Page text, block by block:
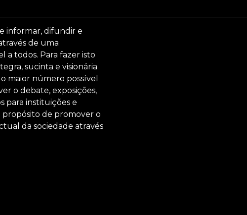
informar, difundir e
de uma
a todos. Para fazer isto
sucinta e visionária
maior número possível
o debate, exposições,
para instituições e
propósito de promover o
da sociedade através